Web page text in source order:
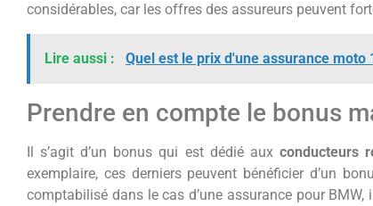
considérables, car les offres des assureurs peuvent
Lire aussi : Quel est le prix d'une assurance moto
Prendre en compte le bonus
Il s’agit d’un bonus qui est dédié auxconducteurs
exemplaire, ces derniers peuvent bénéficier d’un
comptabilisé dans le cas d’une assurance pour